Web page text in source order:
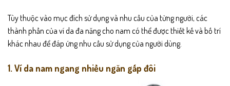
Tùy thuộc vào mục đích sử dụng và nhu cầu của từng người, các
thành phần của ví da đa năng cho nam có thể được thiết kế và bố trí
khác nhau để đáp ứng nhu cầu sử dụng của người dùng.
1. Ví da nam ngang nhiều ngăn gấp đôi